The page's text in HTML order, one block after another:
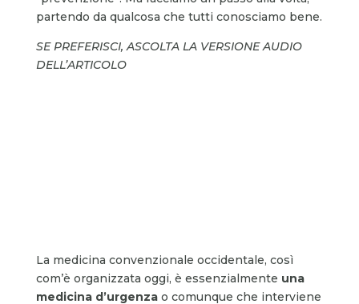
partendo da qualcosa che tutti conosciamo bene.
SE PREFERISCI, ASCOLTA LA VERSIONE AUDIO
DELL’ARTICOLO
La medicina convenzionale occidentale, così
com’è organizzata oggi, è essenzialmente una
medicina d’urgenzao comunque che interviene